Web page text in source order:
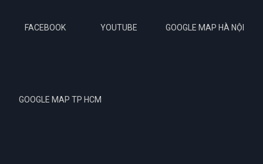
FACEBOOK YOUTUBE GOOGLE MAP HÀ NỘI
GOOGLE MAP TP HCM